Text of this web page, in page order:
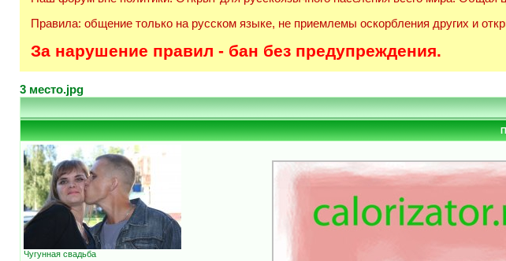
Правила: общение только на русском языке, не приемлемы оскорбления других и
За нарушение правил - бан без предупреждения.
3 место.jpg
Чугунная свадьба